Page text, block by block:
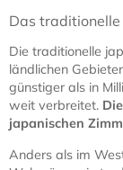
Das
Die traditionelle
ländlichen
günstiger als in
weit verbreitet.
japanischen
Anders als im